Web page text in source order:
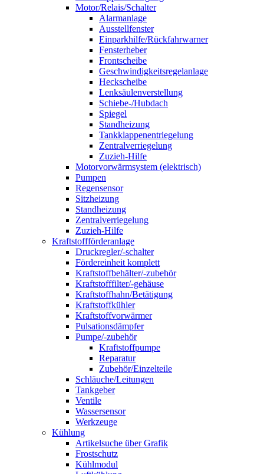
Motor/Relais/Schalter
Alarmanlage
Ausstellfenster
Einparkhilfe/Rückfahrwarner
Fensterheber
Frontscheibe
Geschwindigkeitsregelanlage
Heckscheibe
Lenksäulenverstellung
Schiebe-/Hubdach
Spiegel
Standheizung
Tankklappenentriegelung
Zentralverriegelung
Zuzieh-Hilfe
Motorvorwärmsystem (elektrisch)
Pumpen
Regensensor
Sitzheizung
Standheizung
Zentralverriegelung
Zuzieh-Hilfe
Kraftstoffförderanlage
Druckregler/-schalter
Fördereinheit komplett
Kraftstoffbehälter/-zubehör
Kraftstofffilter/-gehäuse
Kraftstoffhahn/Betätigung
Kraftstoffkühler
Kraftstoffvorwärmer
Pulsationsdämpfer
Pumpe/-zubehör
Kraftstoffpumpe
Reparatur
Zubehör/Einzelteile
Schläuche/Leitungen
Tankgeber
Ventile
Wassersensor
Werkzeuge
Kühlung
Artikelsuche über Grafik
Frostschutz
Kühlmodul